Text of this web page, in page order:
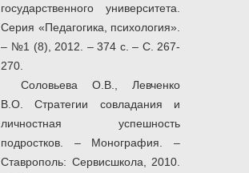
государственного университета.
Серия «Педагогика, психология».
– №1 (8), 2012. – 374 с. – С. 267-
270.
Соловьева О.В., Левченко
В.О. Стратегии совладания и
личностная успешность
подростков. – Монография. –
Ставрополь: Сервисшкола, 2010.